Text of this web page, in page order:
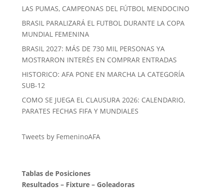
LAS PUMAS, CAMPEONAS DEL FÚTBOL MENDOCINO
BRASIL PARALIZARÁ EL FUTBOL DURANTE LA COPA
MUNDIAL FEMENINA
BRASIL 2027: MÁS DE 730 MIL PERSONAS YA
MOSTRARON INTERÉS EN COMPRAR ENTRADAS
HISTORICO: AFA PONE EN MARCHA LA CATEGORÍA
SUB-12
COMO SE JUEGA EL CLAUSURA 2026: CALENDARIO,
PARATES FECHAS FIFA Y MUNDIALES
Tweets by FemeninoAFA
Tablas de Posiciones
Resultados– Fixture– Goleadoras